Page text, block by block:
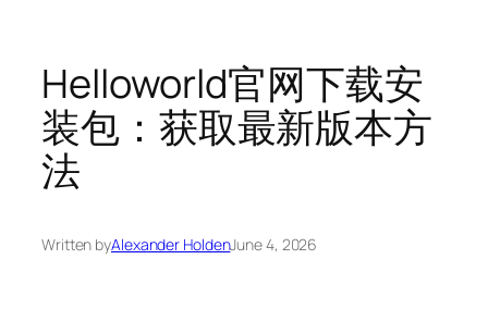
Helloworld官网下载安
装包：获取最新版本方
法
Written byAlexander HoldenJune 4, 2026